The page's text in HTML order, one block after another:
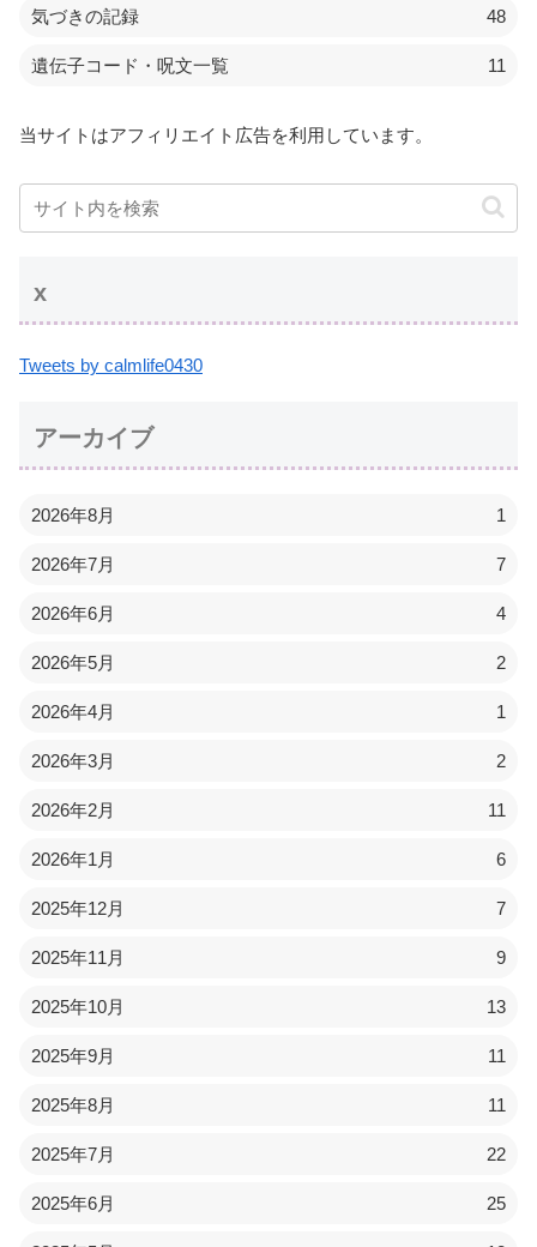
気づきの記録 48
遺伝子コード・呪文一覧 11
当サイトはアフィリエイト広告を利用しています。
x
Tweets by calmlife0430
アーカイブ
2026年8月 1
2026年7月 7
2026年6月 4
2026年5月 2
2026年4月 1
2026年3月 2
2026年2月 11
2026年1月 6
2025年12月 7
2025年11月 9
2025年10月 13
2025年9月 11
2025年8月 11
2025年7月 22
2025年6月 25